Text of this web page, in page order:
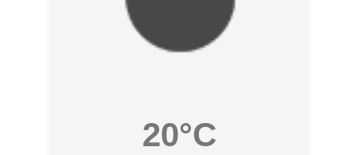
20°C